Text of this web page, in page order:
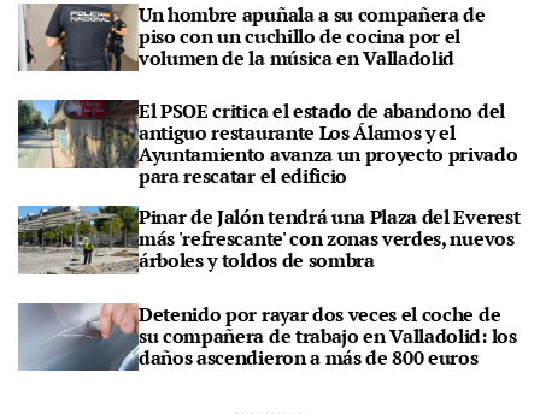
Un hombre apuñala a su compañera de
piso con un cuchillo de cocina por el
volumen de la música en Valladolid
El PSOE critica el estado de abandono del
antiguo restaurante Los Álamos y el
Ayuntamiento avanza un proyecto privado
para rescatar el edificio
Pinar de Jalón tendrá una Plaza del Everest
más 'refrescante' con zonas verdes, nuevos
árboles y toldos de sombra
Detenido por rayar dos veces el coche de
su compañera de trabajo en Valladolid: los
daños ascendieron a más de 800 euros